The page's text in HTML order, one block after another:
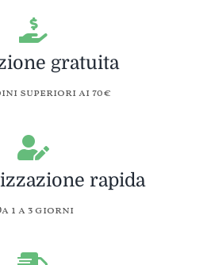
gratuita
superiori ai 70€
rapida
1 a 3 giorni